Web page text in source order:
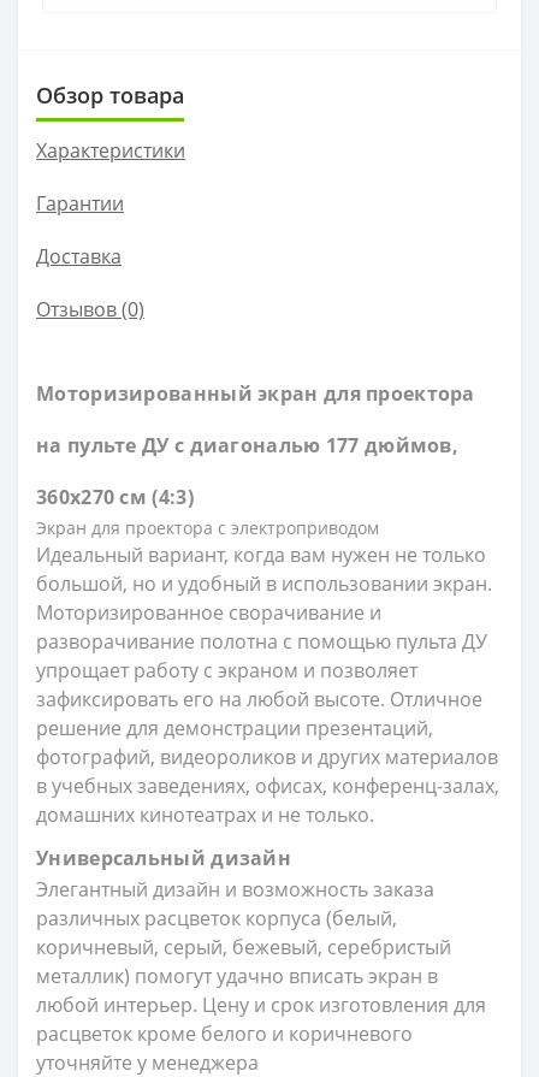
Обзор товара
Характеристики
Гарантии
Доставка
Отзывов (0)
Моторизированный экран для проектора
на пульте ДУ c диагональю 177 дюймов,
360х270 см (4:3)
Экран для проектора с электроприводом
Идеальный вариант, когда вам нужен не только
большой, но и удобный в использовании экран.
Моторизированное сворачивание и
разворачивание полотна с помощью пульта ДУ
упрощает работу с экраном и позволяет
зафиксировать его на любой высоте. Отличное
решение для демонстрации презентаций,
фотографий, видеороликов и других материалов
в учебных заведениях, офисах, конференц-залах,
домашних кинотеатрах и не только.
Универсальный дизайн
Элегантный дизайн и возможность заказа
различных расцветок корпуса (белый,
коричневый, серый, бежевый, серебристый
металлик) помогут удачно вписать экран в
любой интерьер. Цену и срок изготовления для
расцветок кроме белого и коричневого
уточняйте у менеджера